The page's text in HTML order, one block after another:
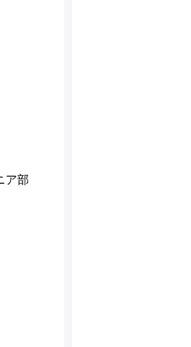
ア部